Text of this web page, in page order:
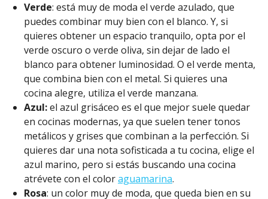
Verde: está muy de moda el verde azulado, que
puedes combinar muy bien con el blanco. Y, si
quieres obtener un espacio tranquilo, opta por el
verde oscuro o verde oliva, sin dejar de lado el
blanco para obtener luminosidad. O el verde menta,
que combina bien con el metal. Si quieres una
cocina alegre, utiliza el verde manzana.
Azul:el azul grisáceo es el que mejor suele quedar
en cocinas modernas, ya que suelen tener tonos
metálicos y grises que combinan a la perfección. Si
quieres dar una nota sofisticada a tu cocina, elige el
azul marino, pero si estás buscando una cocina
atrévete con el coloraguamarina.
Rosa: un color muy de moda, que queda bien en su